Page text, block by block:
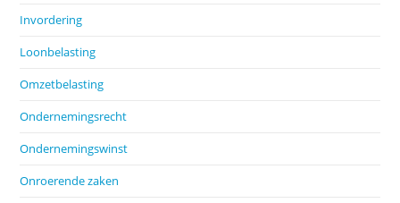
Invordering
Loonbelasting
Omzetbelasting
Ondernemingsrecht
Ondernemingswinst
Onroerende zaken